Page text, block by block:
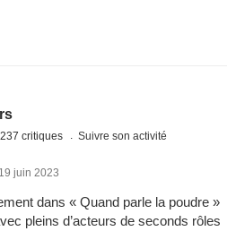
critiques Suivre son activité
juin 2023
dans « Quand parle la poudre »
pleins d’acteurs de seconds rôles